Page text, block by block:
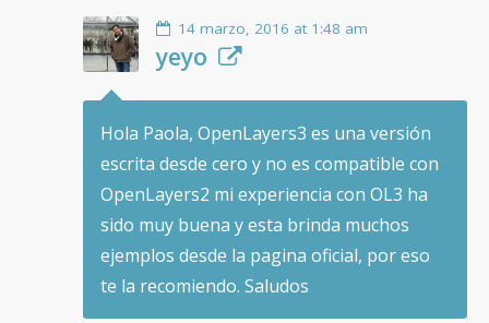
14 marzo, 2016 at 1:48 am
yeyo
Hola Paola, OpenLayers3 es una versión
escrita desde cero y no es compatible con
OpenLayers2 mi experiencia con OL3 ha
sido muy buena y esta brinda muchos
ejemplos desde la pagina oficial, por eso
te la recomiendo. Saludos